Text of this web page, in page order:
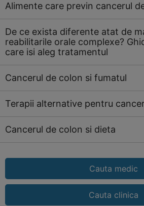
Alimente care previn cancerul
De ce exista diferente atat de
reabilitarile orale complexe?
care isi aleg tratamentul
Cancerul de colon si fumatul
Terapii alternative pentru
Cancerul de colon si dieta
Cauta medic
Cauta clinica